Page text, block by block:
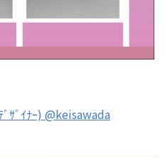
ﾞｻﾞｲﾅｰ) @keisawada